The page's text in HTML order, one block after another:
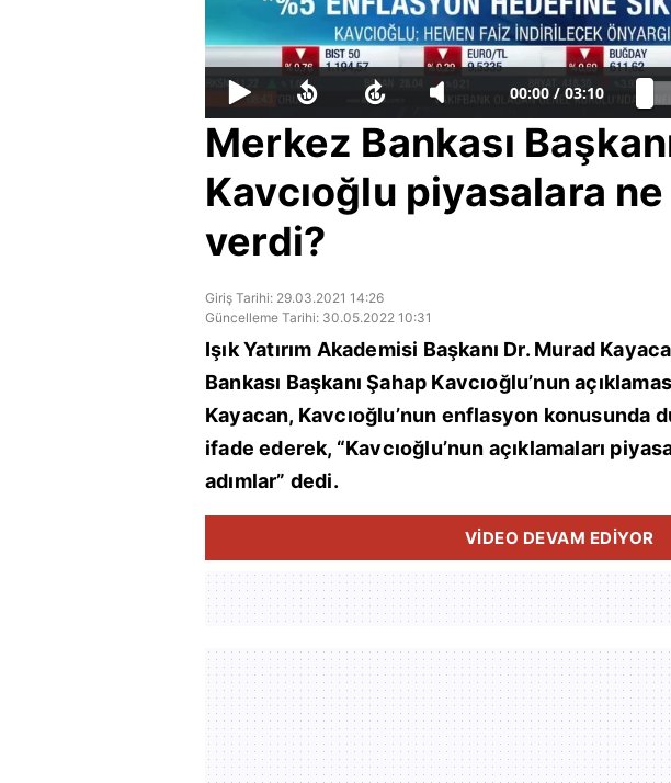
00:00 / 03:10
Merkez Bankası
Kavcıoğlu piyasalara
verdi?
Giriş Tarihi: 29.03.2021 14:26
Güncelleme Tarihi: 30.05.2022 10:31
Işık Yatırım Akademisi Başkanı Dr. Murad
Bankası Başkanı Şahap Kavcıoğlu’nun
Kayacan, Kavcıoğlu’nun enflasyon konusunda
ifade ederek, “Kavcıoğlu’nun açıklamaları
adımlar” dedi.
VİDEO DEVAM EDİYOR